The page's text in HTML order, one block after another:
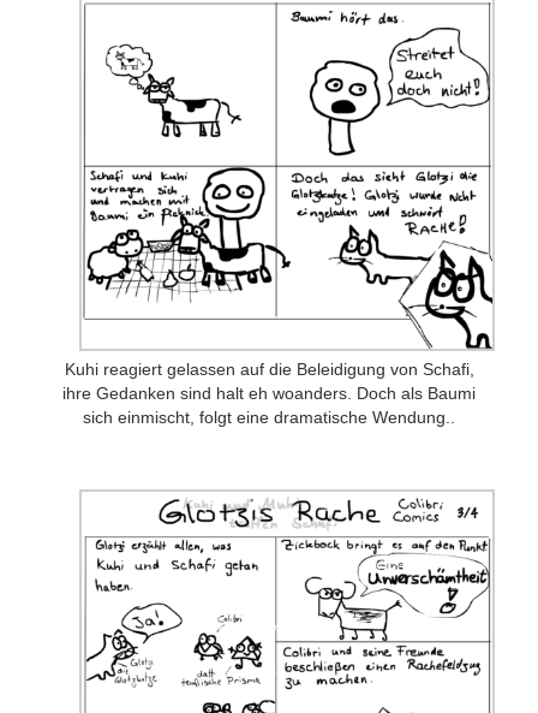
Schreib uns
Rechtliches
AGB und Datenschutz
Impressum
Kuhi reagiert gelassen auf die Beleidigung von Schafi,
ihre Gedanken sind halt eh woanders. Doch als Baumi
sich einmischt, folgt eine dramatische Wendung..